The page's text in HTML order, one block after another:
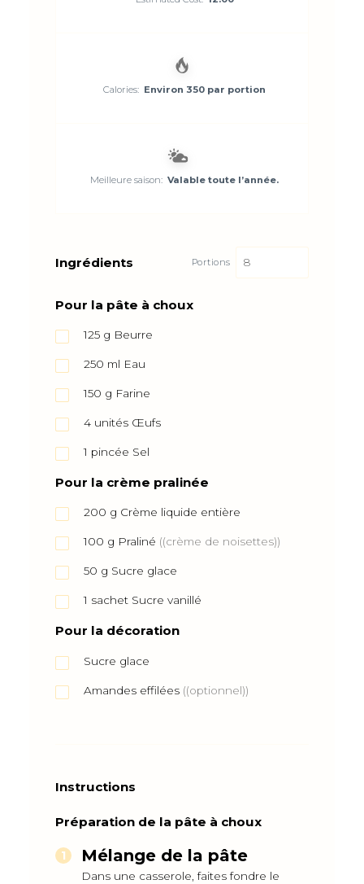
Calories: Environ 350 par portion
Meilleure saison: Valable toute l’année.
Ingrédients Portions
Pour la pâte à choux
125 g Beurre
250 ml Eau
150 g Farine
4 unités Œufs
1 pincée Sel
Pour la crème pralinée
200 g Crème liquide entière
100 g Praliné ((crème de noisettes))
50 g Sucre glace
1 sachet Sucre vanillé
Pour la décoration
Sucre glace
Amandes effilées ((optionnel))
Instructions
Préparation de la pâte à choux
Mélange de la pâte
Dans une casserole, faites fondre le